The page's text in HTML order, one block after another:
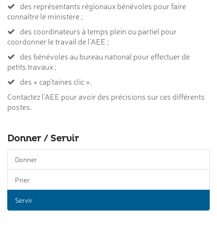
des représentants régionaux bénévoles pour faire
connaître le ministère ;
des coordinateurs à temps plein ou partiel pour
coordonner le travail de l’AEE ;
des bénévoles au bureau national pour effectuer de
petits travaux ;
des « cap’taines clic ».
Contactez l’AEE pour avoir des précisions sur ces différents
postes.
Donner / Servir
Donner
Prier
Servir